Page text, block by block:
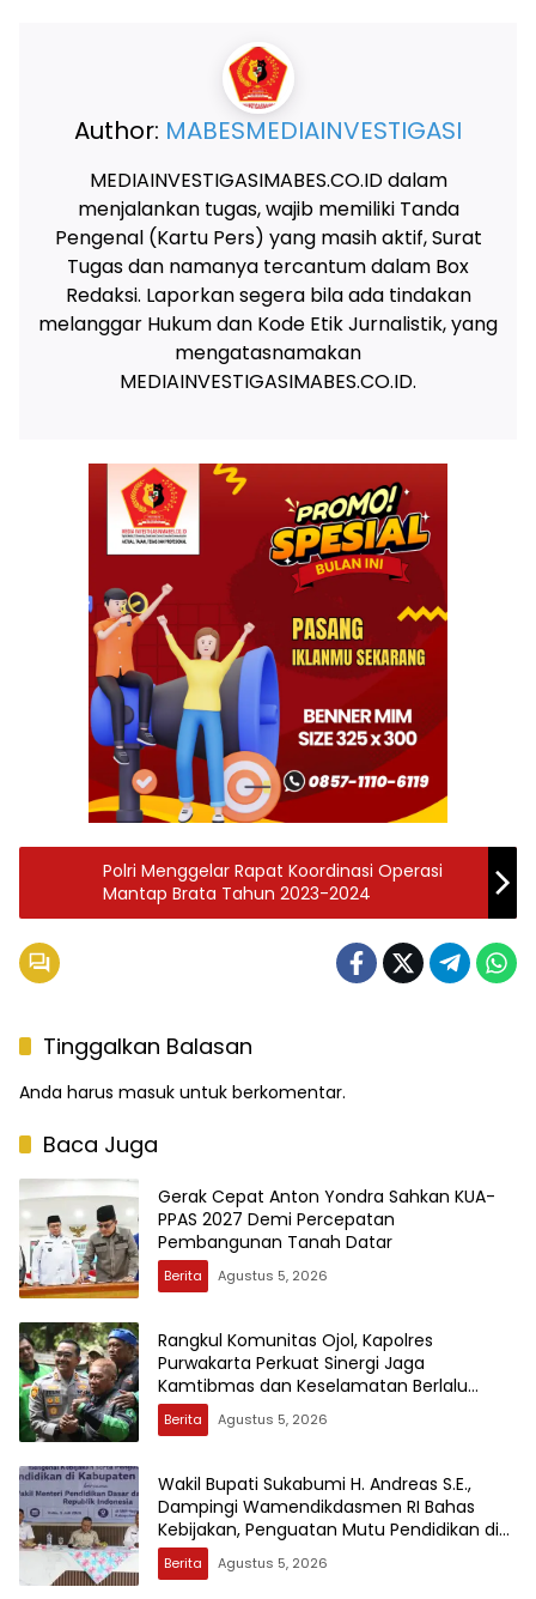
Author: MABESMEDIAINVESTIGASI
MEDIAINVESTIGASIMABES.CO.ID dalam
menjalankan tugas, wajib memiliki Tanda
Pengenal (Kartu Pers) yang masih aktif, Surat
Tugas dan namanya tercantum dalam Box
Redaksi. Laporkan segera bila ada tindakan
melanggar Hukum dan Kode Etik Jurnalistik, yang
mengatasnamakan
MEDIAINVESTIGASIMABES.CO.ID.
Polri Menggelar Rapat Koordinasi Operasi
Mantap Brata Tahun 2023-2024
Tinggalkan Balasan
Anda harus masuk untuk berkomentar.
Baca Juga
Gerak Cepat Anton Yondra Sahkan KUA-
PPAS 2027 Demi Percepatan
Pembangunan Tanah Datar
Berita Agustus 5, 2026
Rangkul Komunitas Ojol, Kapolres
Purwakarta Perkuat Sinergi Jaga
Kamtibmas dan Keselamatan Berlalu
Lintas
Berita Agustus 5, 2026
Wakil Bupati Sukabumi H. Andreas S.E.,
Dampingi Wamendikdasmen RI Bahas
Kebijakan, Penguatan Mutu Pendidikan di
Sukabumi
Berita Agustus 5, 2026